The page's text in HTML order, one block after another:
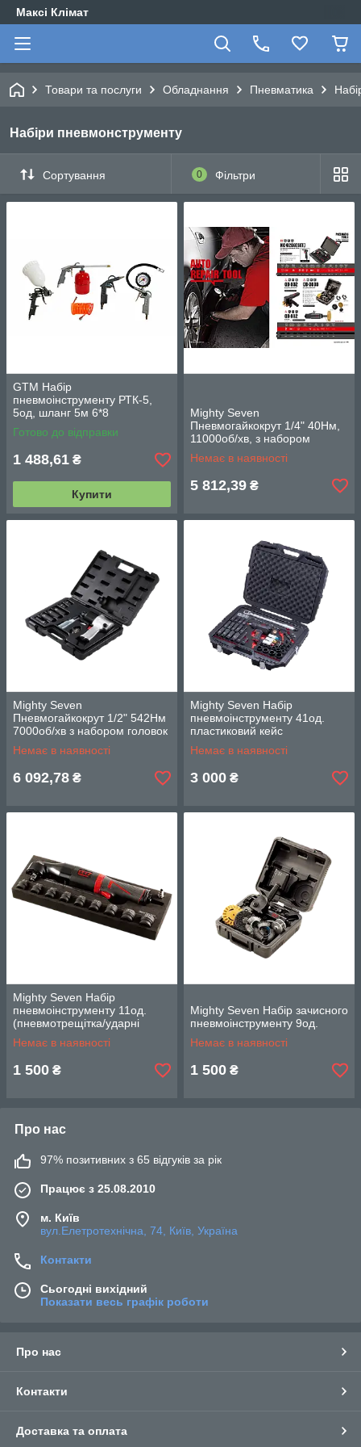
Максі Клімат
Товари та послуги Обладнання Пневматика
Набіри пневмонструменту
Сортування 0 Фільтри
GTM Набір
пневмоінструменту РТК-5,
5од, шланг 5м 6*8
Готово до відправки
1 488,61 ₴
Купити
Mighty Seven
Пневмогайкокрут 1/4" 40Нм,
11000об/хв, з набором
головок 8-12мм
Немає в наявності
5 812,39 ₴
Mighty Seven
Пневмогайкокрут 1/2" 542Нм
7000об/хв з набором головок
11-21мм
Немає в наявності
6 092,78 ₴
Mighty Seven Набір
пневмоінструменту 41од.
пластиковий кейс
Немає в наявності
3 000 ₴
Mighty Seven Набір
пневмоінструменту 11од.
(пневмотрещітка/ударні
головки/перехідник)
Немає в наявності
1 500 ₴
Mighty Seven Набір зачисного
пневмоінструменту 9од.
Немає в наявності
1 500 ₴
Про нас
97% позитивних з 65 відгуків за рік
Працює з 25.08.2010
м. Київ
вул.Елетротехнічна, 74, Київ, Україна
Контакти
Сьогодні вихідний
Показати весь графік роботи
Про нас
Контакти
Доставка та оплата